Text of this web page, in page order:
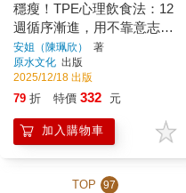
穩瘦！TPE心理飲食法：12
週循序漸進，用不靠意志力
的飲食方式，擺脫暴食焦
慮，穩定瘦身，活出能實現
更多願景的自己
安姐（陳珮欣）
著
原水文化 出版
2025/12/18 出版
79 折 特價 332 元
加入購物車
TOP 97